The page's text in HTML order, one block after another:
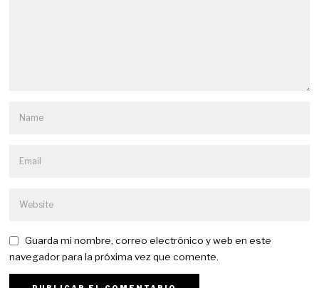
Guarda mi nombre, correo electrónico y web en este
navegador para la próxima vez que comente.